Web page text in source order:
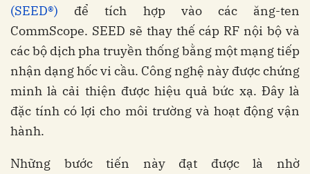
(SEED®) để tích hợp vào các ăng-ten
CommScope. SEED sẽ thay thế cáp RF nội bộ và
các bộ dịch pha truyền thống bằng một mạng tiếp
nhận dạng hốc vi cầu. Công nghệ này được chứng
minh là cải thiện được hiệu quả bức xạ. Đây là
đặc tính có lợi cho môi trường và hoạt động vận
hành.
Những bước tiến này đạt được là nhờ